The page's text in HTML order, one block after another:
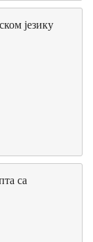
језику
са